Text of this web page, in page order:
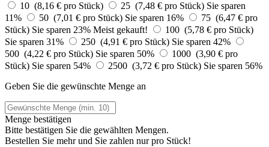
10 (8,16 € pro Stück)
25 (7,48 € pro Stück) Sie sparen
11%
50 (7,01 € pro Stück) Sie sparen 16%
75 (6,47 € pro
Stück) Sie sparen 23% Meist gekauft!
100 (5,78 € pro Stück)
Sie sparen 31%
250 (4,91 € pro Stück) Sie sparen 42%
500 (4,22 € pro Stück) Sie sparen 50%
1000 (3,90 € pro
Stück) Sie sparen 54% 2500 (3,72 € pro Stück) Sie sparen 56%
Geben Sie die gewünschte Menge an
Menge bestätigen
Bitte bestätigen Sie die gewählten Mengen.
Bestellen Sie mehr und Sie zahlen nurpro Stück!